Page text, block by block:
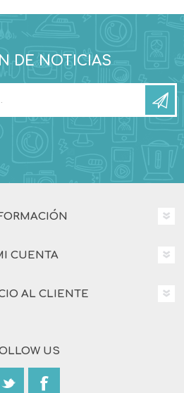
DE NOTICIAS
CUENTA
AL CLIENTE
US